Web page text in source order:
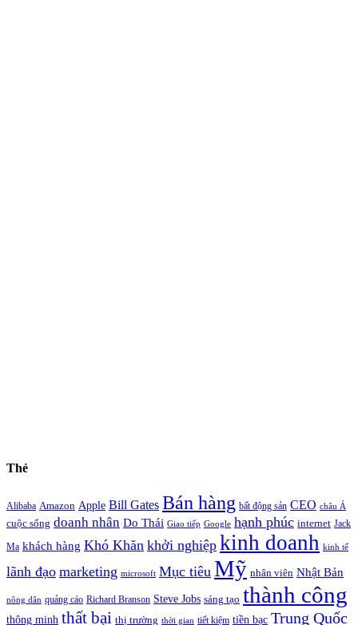
Thẻ
Alibaba Amazon Apple Bill Gates Bán hàng bất động sản CEO châu Á
cuộc sống doanh nhân Do Thái Giao tiếp Google hạnh phúc internet Jack
Ma khách hàng Khó Khăn khởi nghiệp kinh doanh kinh tế
lãnh đạo marketing microsoft Mục tiêu Mỹ nhân viên Nhật Bản
nông dân quảng cáo Richard Branson Steve Jobs sáng tạo thành công
thông minh thất bại thị trường thời gian tiết kiệm tiền bạc Trung Quốc